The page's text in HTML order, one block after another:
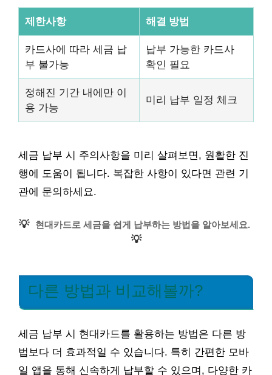
제한사항 해결 방법
카드사에 따라 세금 납
부 불가능
납부 가능한 카드사
확인 필요
정해진 기간 내에만 이
용 가능
미리 납부 일정 체크
세금 납부 시 주의사항을 미리 살펴보면, 원활한 진
행에 도움이 됩니다. 복잡한 사항이 있다면 관련 기
관에 문의하세요.
💡 현대카드로 세금을 쉽게 납부하는 방법을 알아보세요.
💡
다른 방법과 비교해볼까?
세금 납부 시 현대카드를 활용하는 방법은 다른 방
법보다 더 효과적일 수 있습니다. 특히 간편한 모바
일 앱을 통해 신속하게 납부할 수 있으며, 다양한 카